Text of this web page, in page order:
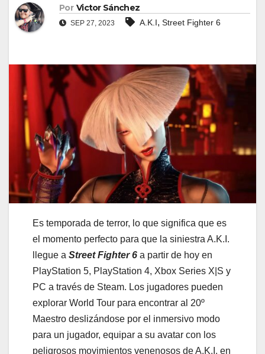
Por Victor Sánchez
SEP 27, 2023 A.K.I, Street Fighter 6
Es temporada de terror, lo que significa que es
el momento perfecto para que la siniestra A.K.I.
llegue a Street Fighter 6 a partir de hoy en
PlayStation 5, PlayStation 4, Xbox Series X|S y
PC a través de Steam. Los jugadores pueden
explorar World Tour para encontrar al 20º
Maestro deslizándose por el inmersivo modo
para un jugador, equipar a su avatar con los
peligrosos movimientos venenosos de A.K.I. en